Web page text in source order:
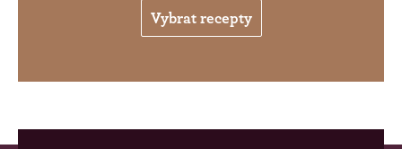
Vybrat recepty